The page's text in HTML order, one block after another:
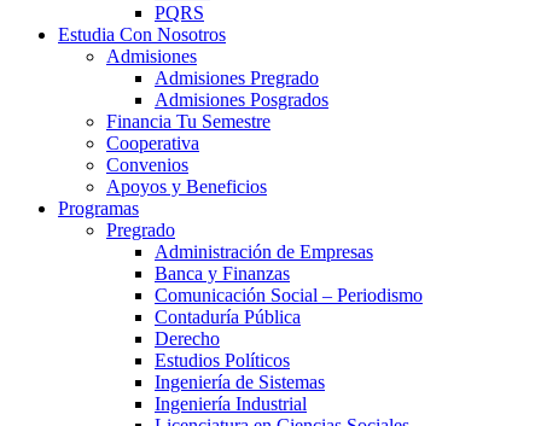
PQRS
Estudia Con Nosotros
Admisiones
Admisiones Pregrado
Admisiones Posgrados
Financia Tu Semestre
Cooperativa
Convenios
Apoyos y Beneficios
Programas
Pregrado
Administración de Empresas
Banca y Finanzas
Comunicación Social – Periodismo
Contaduría Pública
Derecho
Estudios Políticos
Ingeniería de Sistemas
Ingeniería Industrial